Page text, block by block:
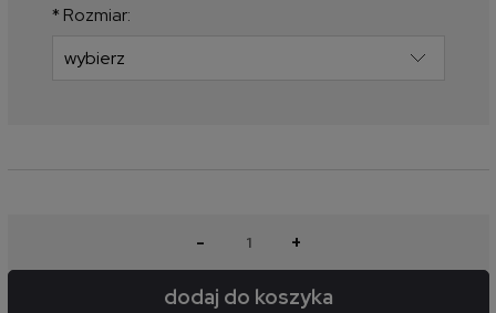
* Rozmiar:
- +
dodaj do koszyka